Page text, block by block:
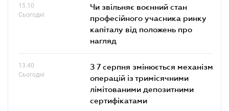
15.10
Сьогодні
Чи звільняє воєнний стан
професійного учасника ринку
капіталу від положень про
нагляд
13.40
Сьогодні
З 7 серпня змінюється механізм
операцій із тримісячними
лімітованими депозитними
сертифікатами